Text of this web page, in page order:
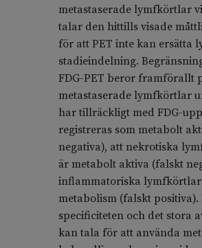
metastaserade lymfkörtlar
talar den hittills visade
för att PET inte kan ersätta
stadieindelning.
FDG-PET beror framförallt
metastaserade lymfkörtlar
har tillräckligt med FDG-
registreras som metabolt
negativa), att nekrotiska
är metabolt aktiva (falskt
inflammatoriska
metabolism (falskt positiva).
specificiteten och det stora
kan tala för att använda